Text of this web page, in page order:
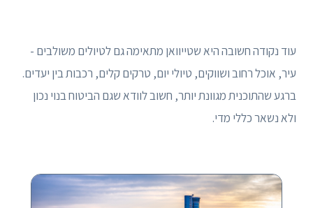
עוד נקודה חשובה היא שטייוואן מתאימה גם לטיולים משולבים -
עיר, אוכל רחוב ושווקים, טיולי יום, טרקים קלים, רכבות בין יעדים.
ברגע שהתוכנית מגוונת יותר, חשוב לוודא שגם הביטוח בנוי נכון
ולא נשאר כללי מדי.